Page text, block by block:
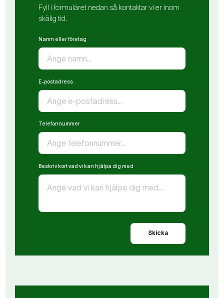
Fyll i formuläret nedan så kontaktar vi er inom
skälig tid.
Namn eller företag
E-postadress
Telefonnummer
Beskriv kort vad vi kan hjälpa dig med
Skicka